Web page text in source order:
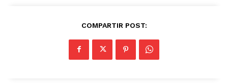
COMPARTIR POST: